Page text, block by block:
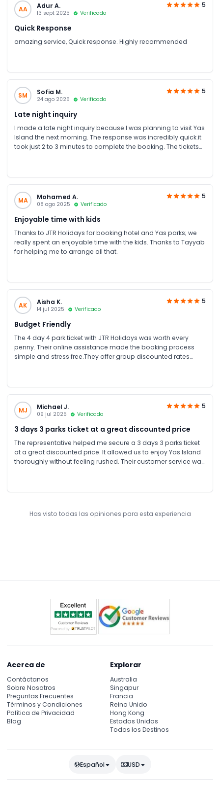
AA
Adur A.
13 sept 2025 Verificado
5
Quick Response
amazing service, Quick response. Highly recommended
SM Sofia M.
24 ago 2025 Verificado
5
Late night inquiry
I made a late night inquiry because I was planning to visit Yas
Island the next morning. The response was incredibly quick.it
took just 2 to 3 minutes to complete the booking. The tickets
MA Mohamed A.
08 ago 2025 Verificado
5
Enjoyable time with kids
Thanks to JTR Holidays for booking hotel and Yas parks; we
really spent an enjoyable time with the kids. Thanks to Tayyab
for helping me to arrange all that.
AK Aisha K.
14 jul 2025 Verificado
5
Budget Friendly
The 4 day 4 park ticket with JTR Holidays was worth every
penny. Their online assistance made the booking process
simple and stress free.They offer group discounted rates
MJ Michael J.
09 jul 2025 Verificado
5
3 days 3 parks ticket at a great discounted price
The representative helped me secure a 3 days 3 parks ticket
at a great discounted price. It allowed us to enjoy Yas Island
thoroughly without feeling rushed. Their customer service was
Has visto todas las opiniones para esta experiencia
Acerca de
Contáctanos
Sobre Nosotros
Preguntas Frecuentes
Términos y Condiciones
Política de Privacidad
Blog
Explorar
Australia
Singapur
Francia
Reino Unido
Hong Kong
Estados Unidos
Todos los Destinos
Español USD